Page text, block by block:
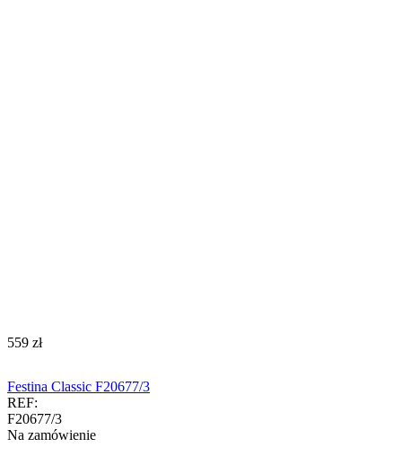
‍559‍ zł
Festina Classic F20677/3
REF:
F20677/3
Na zamówienie